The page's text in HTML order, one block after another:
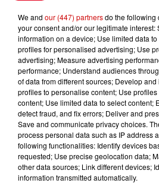
Le Duel -
pour l'un des
régions !
Destination
votre séjour
de la...
We and our (447) partnersdo the following
your consent and/or our legitimate interest:
information on a device; Use limited data
profiles for personalised advertising; Use
advertising; Measure advertising
performance; Understand audiences
of data from different sources; Develop
profiles to personalise content; Use
content; Use limited data to select content;
detect fraud, and fix errors; Deliver and
Save and communicate privacy choices.
process personal data such as IP address
following functionalities: Identify devices
requested; Use precise geolocation data;
other data sources; Link different devices;
information transmitted automatically.